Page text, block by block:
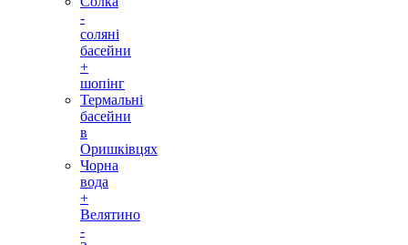
-
соляні
басейни
+
шопінг
Термальні
басейни
в
Оришківцях
Чорна
вода
+
Велятино
-